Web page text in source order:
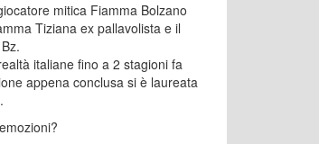
mitica Fiamma Bolzano
Tiziana ex pallavolista e il
italiane fino a 2 stagioni fa
appena conclusa si è laureata